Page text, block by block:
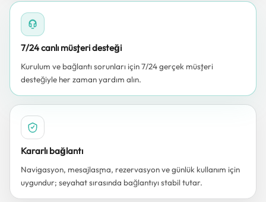
7/24 canlı müşteri desteği
Kurulum ve bağlantı sorunları için 7/24 gerçek müşteri
desteğiyle her zaman yardım alın.
Kararlı bağlantı
Navigasyon, mesajlaşma, rezervasyon ve günlük kullanım için
uygundur; seyahat sırasında bağlantıyı stabil tutar.